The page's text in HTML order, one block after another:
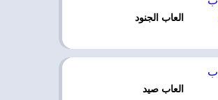
العاب الجنود
العاب صيد